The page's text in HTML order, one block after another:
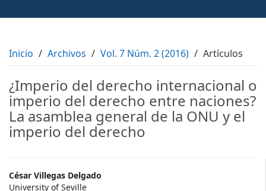
Inicio Archivos Vol. 7 Núm. 2 (2016) Artículos
¿Imperio del derecho internacional o
imperio del derecho entre naciones?
La asamblea general de la ONU y el
imperio del derecho
Main
César Villegas Delgado
University of Seville